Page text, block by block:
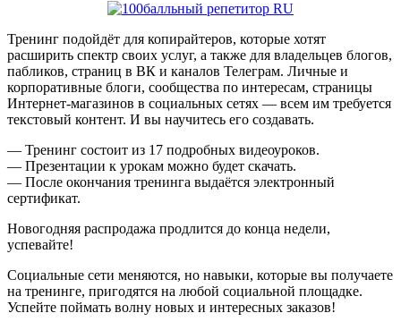
Тренинг подойдёт для копирайтеров, которые хотят
расширить спектр своих услуг, а также для владельцев блогов,
пабликов, страниц в ВК и каналов Телеграм. Личные и
корпоративные блоги, сообщества по интересам, страницы
Интернет-магазинов в социальных сетях — всем им требуется
текстовый контент. И вы научитесь его создавать.
— Тренинг состоит из 17 подробных видеоуроков.
— Презентации к урокам можно будет скачать.
— После окончания тренинга выдаётся электронный
сертификат.
Новогодняя распродажа продлится до конца недели,
успевайте!
Социальные сети меняются, но навыки, которые вы получаете
на тренинге, пригодятся на любой социальной площадке.
Успейте поймать волну новых и интересных заказов!